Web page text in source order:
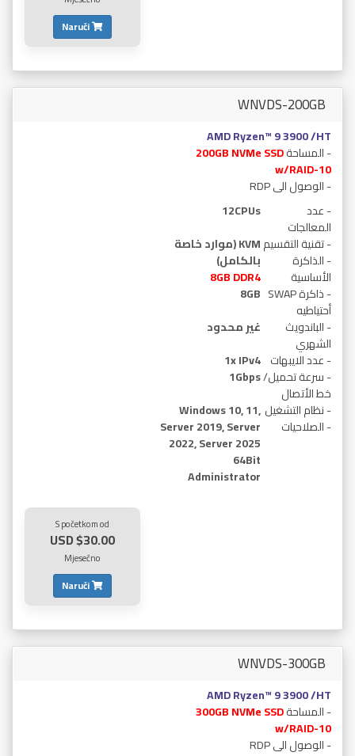
Naruči
WNVDS-200GB
AMD Ryzen™ 9 3900 /HT
- المساحة200GB NVMe SSD
w/RAID-10
- الوصول الى RDP
12CPUs
- عدد
المعالجات
KVM (موارد خاصة
بالكامل)
- تقنية التقسيم
8GB DDR4
- الذاكرة
الأساسية
8GB - ذاكرة SWAP
أحتياطيه
غير محدود
- الباندويث
الشهري
1x IPv4 - عدد الايبهات
1Gbps- سرعة تحميل/
خط الأتصال
Windows 10, 11,
Server 2019, Server
2022, Server 2025
64Bit
- نظام التشغيل
Administrator
- الصلاحيات
S početkom od
$30.00 USD
Mjesečno
Naruči
WNVDS-300GB
AMD Ryzen™ 9 3900 /HT
- المساحة300GB NVMe SSD
w/RAID-10
- الوصول الى RDP